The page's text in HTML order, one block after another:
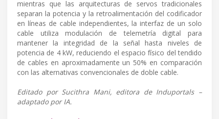
mientras que las arquitecturas de servos tradicionales
separan la potencia y la retroalimentación del codificador
en líneas de cable independientes, la interfaz de un solo
cable utiliza modulación de telemetría digital para
mantener la integridad de la señal hasta niveles de
potencia de 4 kW, reduciendo el espacio físico del tendido
de cables en aproximadamente un 50% en comparación
con las alternativas convencionales de doble cable.
Editado por Sucithra Mani, editora de Induportals –
adaptado por IA.